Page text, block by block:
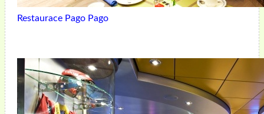
Restaurace Pago Pago